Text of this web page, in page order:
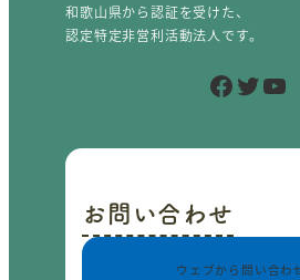
和歌山県から認証を受けた、
認定特定非営利活動法人です。
Facebook Twitter YouTube
お問い合わせ
ウェブから問い合わ